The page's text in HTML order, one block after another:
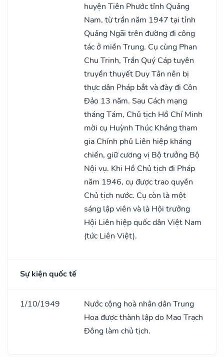
huyện Tiên Phước tỉnh Quảng
Nam, từ trần năm 1947 tại tỉnh
Quảng Ngãi trên đường đi công
tác ở miền Trung. Cụ cùng Phan
Chu Trinh, Trần Quý Cáp tuyên
truyền thuyết Duy Tân nên bị
thực dân Pháp bắt và đày đi Côn
Đảo 13 năm. Sau Cách mạng
tháng Tám, Chủ tịch Hồ Chí Minh
mời cụ Huỳnh Thúc Kháng tham
gia Chính phủ Liên hiệp kháng
chiến, giữ cương vị Bộ trưởng Bộ
Nội vụ. Khi Hồ Chủ tịch đi Pháp
năm 1946, cụ được trao quyền
Chủ tịch nước. Cụ còn là một
sáng lập viên và là Hội trưởng
Hội Liên hiệp quốc dân Việt Nam
(tức Liên Việt).
Sự kiện quốc tế
1/10/1949
Nước cộng hoà nhân dân Trung
Hoa được thành lập do Mao Trạch
Đông làm chủ tịch.